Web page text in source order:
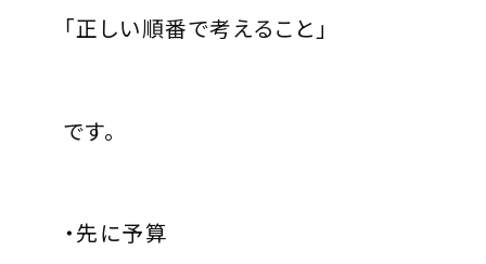
「正しい順番で考えること」
です。
・先に予算